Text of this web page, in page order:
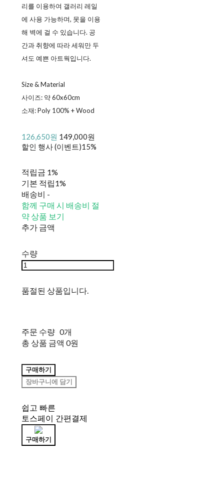
리를 이용하여 갤러리 레일
에 사용 가능하며, 못을 이용
해 벽에 걸 수 있습니다. 공
간과 취향에 따라 세워만 두
셔도 예쁜 아트웍입니다.
Size & Material
사이즈: 약 60x60cm
소재: Poly 100% + Wood
126,650원 149,000원
할인 행사 (이벤트)15%
적립금 1%
기본 적립1%
배송비 -
함께 구매 시 배송비 절
약 상품 보기
추가 금액
수량
품절된 상품입니다.
주문 수량 0개
총 상품 금액 0원
구매하기
장바구니에 담기
쉽고 빠른
토스페이 간편결제
구매하기